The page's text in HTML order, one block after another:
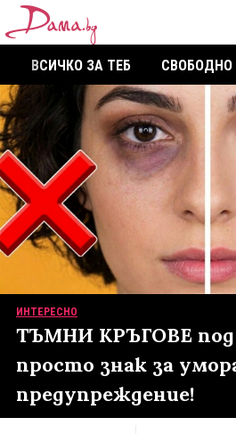
ВСИЧКО ЗА ТЕБ СВОБОДНО
ИНТЕРЕСНО
ТЪМНИ КРЪГОВЕ
просто знак за
предупреждение!